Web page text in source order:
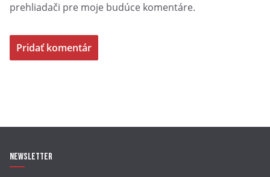
prehliadači pre moje budúce komentáre.
Newsletter